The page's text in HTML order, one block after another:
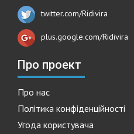
twitter.com/Ridivira
plus.google.com/Ridivira
Про проект
Про нас
Політика конфіденційності
Угода користувача